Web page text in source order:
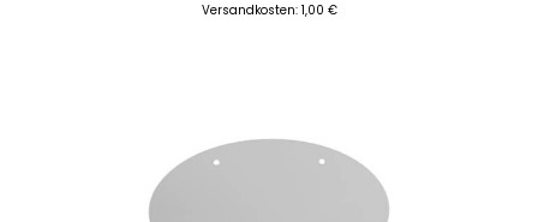
Versandkosten: 1,00 €